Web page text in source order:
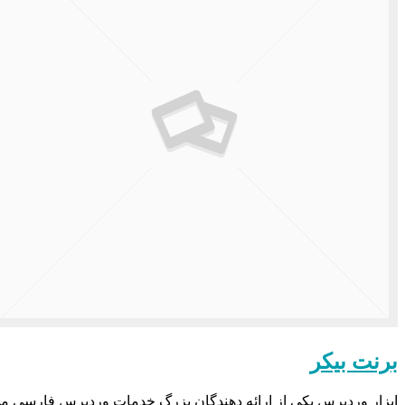
برنت بیکر
ابزار وردپرس یکی از ارائه دهندگان بزرگ خدمات وردپرس فارسی می باشد که در